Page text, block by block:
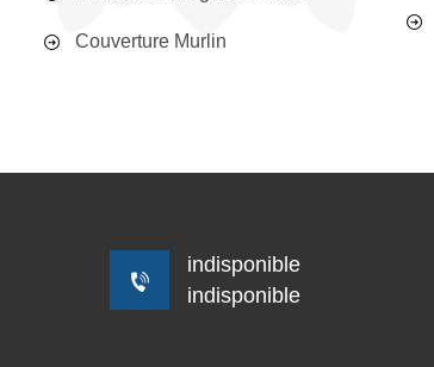
Couverture Murlin
indisponible
indisponible